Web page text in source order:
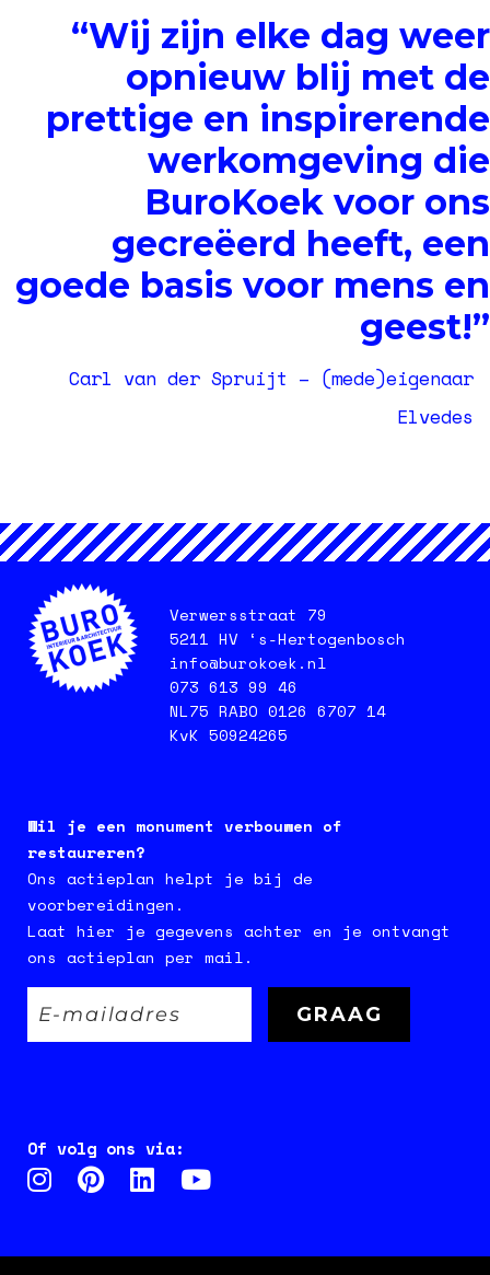
“Wij zijn elke dag weer
opnieuw blij met de
prettige en inspirerende
werkomgeving die
BuroKoek voor ons
gecreëerd heeft, een
goede basis voor mens en
geest!”
Carl van der Spruijt – (mede)eigenaar
Elvedes
Verwersstraat 79
5211 HV ‘s-Hertogenbosch
info@burokoek.nl
073 613 99 46
NL75 RABO 0126 6707 14
KvK 50924265
Wil je een monument verbouwen of
restaureren?
Ons actieplan helpt je bij de
voorbereidingen.
Laat hier je gegevens achter en je ontvangt
ons actieplan per mail.
Of volg ons via: